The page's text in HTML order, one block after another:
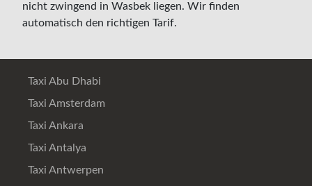
nicht zwingend in Wasbek liegen. Wir finden
automatisch den richtigen Tarif.
Taxi Abu Dhabi
Taxi Amsterdam
Taxi Ankara
Taxi Antalya
Taxi Antwerpen